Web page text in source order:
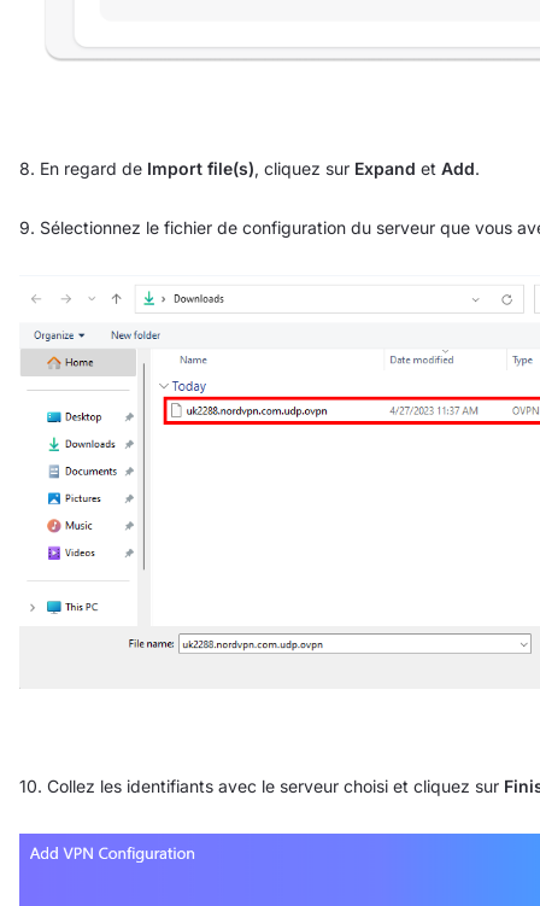
8. En regard de Import file(s), cliquez sur Expand et Add.
9. Sélectionnez le fichier de configuration du serveur que vous
10. Collez les identifiants avec le serveur choisi et cliquez sur